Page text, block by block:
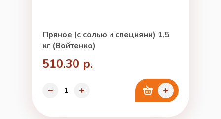
Пряное (с солью и специями) 1,5
кг (Войтенко)
510.30 р.